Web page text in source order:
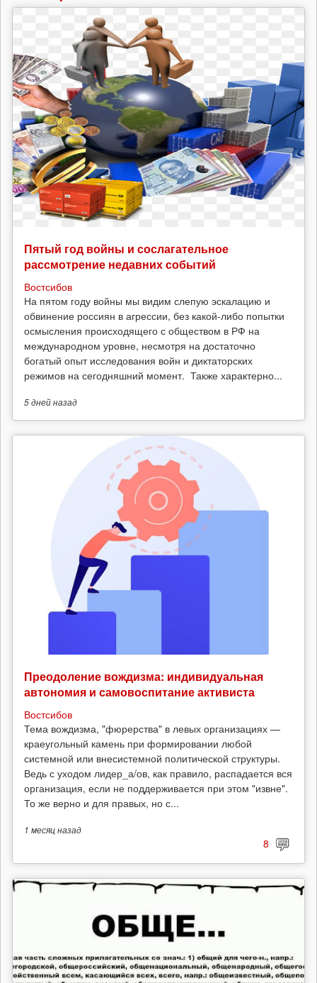
Пятый год войны и сослагательное
рассмотрение недавних событий
Востсибов
На пятом году войны мы видим слепую эскалацию и
обвинение россиян в агрессии, без какой-либо попытки
осмысления происходящего с обществом в РФ на
международном уровне, несмотря на достаточно
богатый опыт исследования войн и диктаторских
режимов на сегодняшний момент. Также характерно...
5 днейназад
Преодоление вождизма: индивидуальная
автономия и самовоспитание активиста
Востсибов
Тема вождизма, "фюрерства" в левых организациях —
краеугольный камень при формировании любой
системной или внесистемной политической структуры.
Ведь с уходом лидер_а/ов, как правило, распадается вся
организация, если не поддерживается при этом "извне".
То же верно и для правых, но с...
1 месяцназад
8